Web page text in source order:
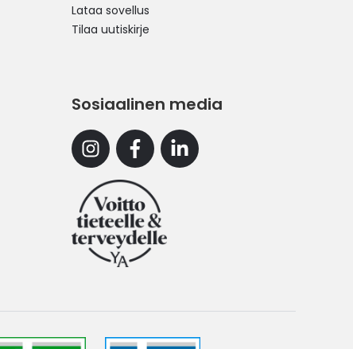
Lataa sovellus
Tilaa uutiskirje
Sosiaalinen media
InstagramFacebookLinkedin